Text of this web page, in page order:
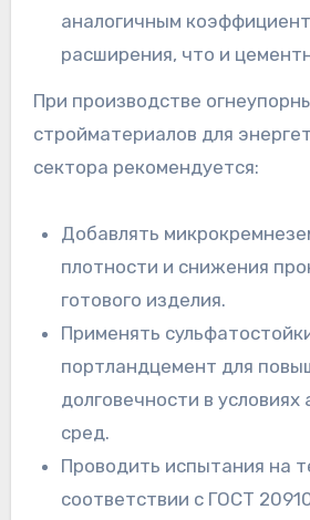
аналогичным
расширения, что и
При производстве
стройматериалов для
сектора рекомендуется:
Добавлять
плотности и снижения
готового изделия.
Применять
портландцемент для
долговечности в условиях
сред.
Проводить испытания на
соответствии с ГОСТ